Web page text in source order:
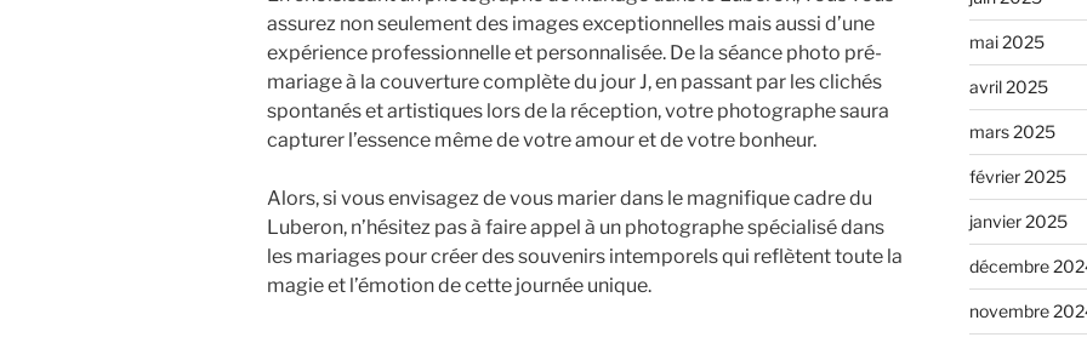
assurez non seulement des images exceptionnelles mais aussi d’une
expérience professionnelle et personnalisée. De la séance photo pré-
mariage à la couverture complète du jour J, en passant par les clichés
spontanés et artistiques lors de la réception, votre photographe saura
capturer l’essence même de votre amour et de votre bonheur.
Alors, si vous envisagez de vous marier dans le magnifique cadre du
Luberon, n’hésitez pas à faire appel à un photographe spécialisé dans
les mariages pour créer des souvenirs intemporels qui reflètent toute la
magie et l’émotion de cette journée unique.
mai 2025
avril 2025
mars 2025
février 2025
janvier 2025
décembre
novembre